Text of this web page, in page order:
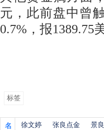
元，此前盘中曾
0.7%，报1389.75
标签
名
徐文婷 张良点金 景